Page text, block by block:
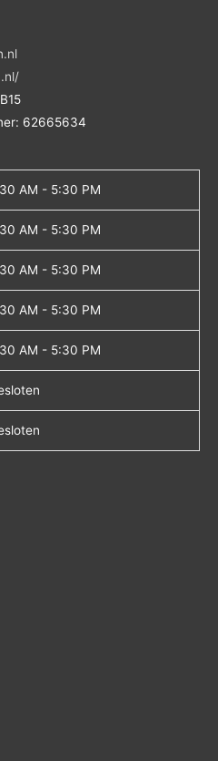
62665634
AM - 5:30 PM
AM - 5:30 PM
AM - 5:30 PM
AM - 5:30 PM
AM - 5:30 PM